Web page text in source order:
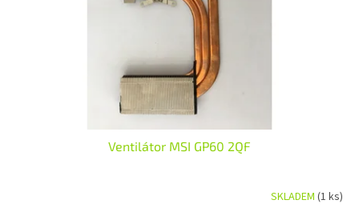
Ventilátor MSI GP60 2QF
SKLADEM (1 ks)